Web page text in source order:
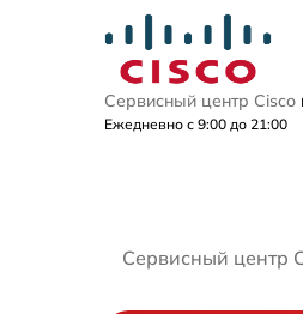
Сервисный центр Cisco
Ежедневно с 9:00 до 21:00
Сервисный центр